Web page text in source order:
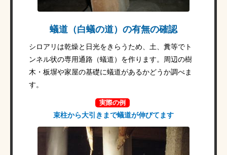
蟻道（白蟻の道）の有無の確認
シロアリは乾燥と日光をきらうため、土、糞等でト
ンネル状の専用通路（蟻道）を作ります。周辺の樹
木・板塀や家屋の基礎に蟻道があるかどうか調べま
す。
実際の例
束柱から大引きまで蟻道が伸びてます